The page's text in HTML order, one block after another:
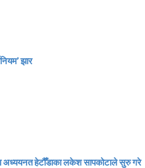
झार
अध्ययनत हेटौँडाका लकेश सापकोटाले सुरु गरे